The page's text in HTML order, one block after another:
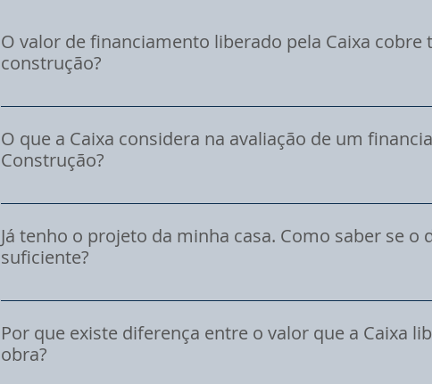
O valor de financiamento liberado pela Caixa cobre
construção?
Não necessariamente. A Caixa Econômica avalia e libera o
padronizadas (como o CUB). No entanto, o custo real de
de arrimo, fechamento de lote, piscinas, calçadas e
do que o banco estima. Contar apenas com o valor liberado
O que a Caixa considera na avaliação de um
Construção?
A Caixa avalia o projeto arquitetônico completo proposto para
casa, muros, áreas externas e instalações. Porém, o banco
de acordo com o padrão escolhido. Quanto mais complexa for
(como grandes movimentações de terra ou muros extensos),
Já tenho o projeto da minha casa. Como saber se o
suficiente?
Antes de dar entrada no processo bancário ou assinar
uma análise de viabilidade financeira real de mercado. Cruzar
para o seu padrão de projeto com os custos reais de materiais
caminho seguro para descobrir o tamanho do aporte próprio
Por que existe diferença entre o valor que a Caixa
obra?